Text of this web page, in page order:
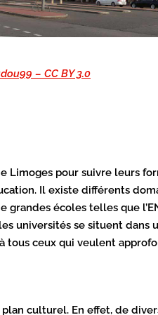
– CC BY 3.0
pour suivre leurs
Il existe différents
écoles telles que
universités se situent dans
ceux qui veulent
culturel. En effet, de